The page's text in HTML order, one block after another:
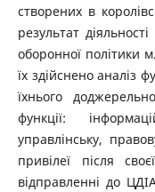
створених в
результат
оборонної політики
їх здійснено аналіз
їхнього
функції:
управлінську,
привілеї після
відправленні до